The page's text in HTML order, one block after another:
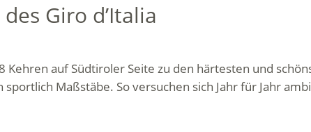
Giro d’Italia
auf Südtiroler Seite zu den härtesten und
sportlich Maßstäbe. So versuchen sich Jahr für Jahr